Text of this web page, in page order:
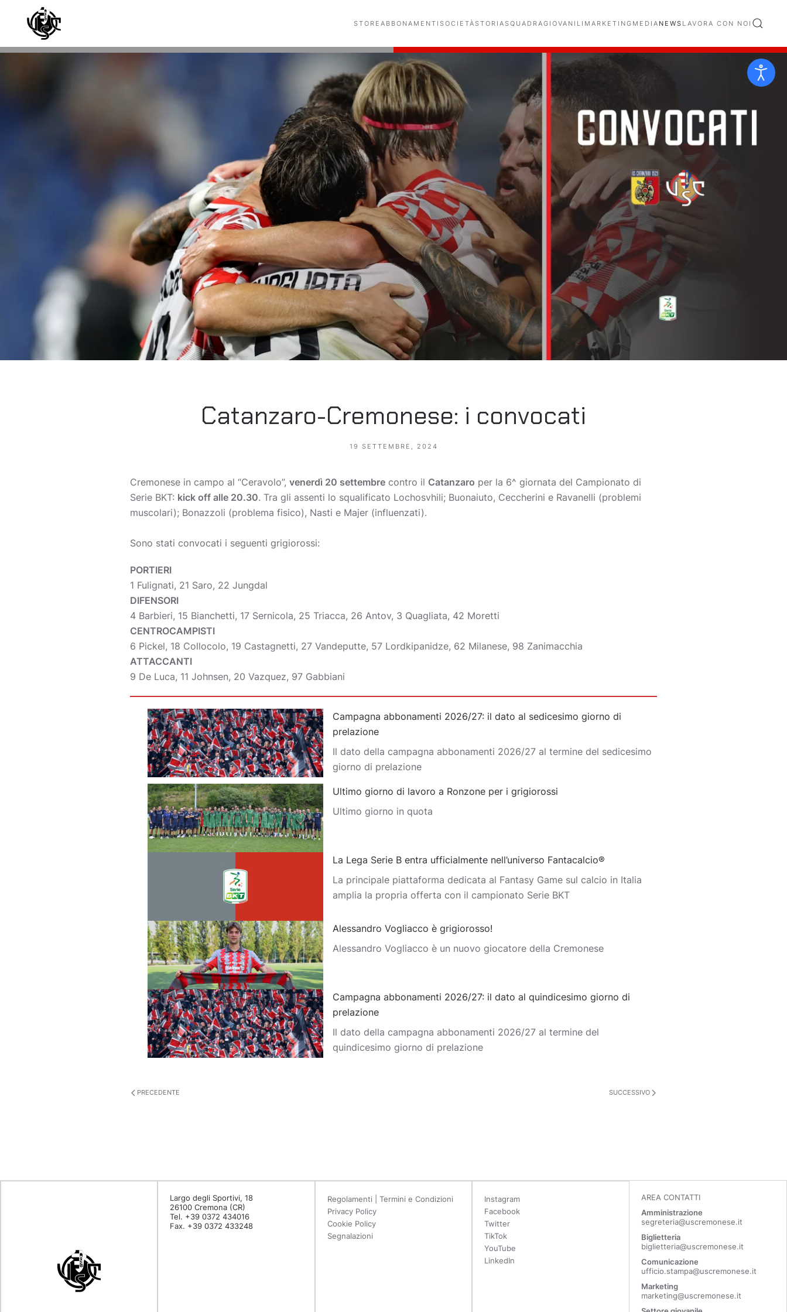
Skip to main content STORE ABBONAMENTI SOCIETÀSTORIASQUADRAGIOVANILI MARKETING MEDIA NEWS LAVORA CON NOI
Catanzaro-Cremonese: i convocati
19 SETTEMBRE, 2024
Cremonese in campo al “Ceravolo”, venerdì 20 settembre contro il Catanzaro per la 6^ giornata del Campionato di
Serie BKT: kick off alle 20.30. Tra gli assenti lo squalificato Lochosvhili; Buonaiuto, Ceccherini e Ravanelli (problemi
muscolari); Bonazzoli (problema fisico), Nasti e Majer (influenzati).
Sono stati convocati i seguenti grigiorossi:
PORTIERI
1 Fulignati, 21 Saro, 22 Jungdal
DIFENSORI
4 Barbieri, 15 Bianchetti, 17 Sernicola, 25 Triacca, 26 Antov, 3 Quagliata, 42 Moretti
CENTROCAMPISTI
6 Pickel, 18 Collocolo, 19 Castagnetti, 27 Vandeputte, 57 Lordkipanidze, 62 Milanese, 98 Zanimacchia
ATTACCANTI
9 De Luca, 11 Johnsen, 20 Vazquez, 97 Gabbiani
Campagna abbonamenti 2026/27: il dato al sedicesimo giorno di
prelazione
Il dato della campagna abbonamenti 2026/27 al termine del sedicesimo
giorno di prelazione
Ultimo giorno di lavoro a Ronzone per i grigiorossi
Ultimo giorno in quota
La Lega Serie B entra ufficialmente nell’universo Fantacalcio®
La principale piattaforma dedicata al Fantasy Game sul calcio in Italia
amplia la propria offerta con il campionato Serie BKT
Alessandro Vogliacco è grigiorosso!
Alessandro Vogliacco è un nuovo giocatore della Cremonese
Campagna abbonamenti 2026/27: il dato al quindicesimo giorno di
prelazione
Il dato della campagna abbonamenti 2026/27 al termine del
quindicesimo giorno di prelazione
PRECEDENTE SUCCESSIVO
Largo degli Sportivi, 18
26100 Cremona (CR)
Tel. +39 0372 434016
Fax. +39 0372 433248
Regolamenti | Termini e Condizioni
Privacy Policy
Cookie Policy
Segnalazioni
Instagram
Facebook
Twitter
TikTok
YouTube
LinkedIn
AREA CONTATTI
Amministrazione
segreteria@uscremonese.it
Biglietteria
biglietteria@uscremonese.it
Comunicazione
ufficio.stampa@uscremonese.it
Marketing
marketing@uscremonese.it